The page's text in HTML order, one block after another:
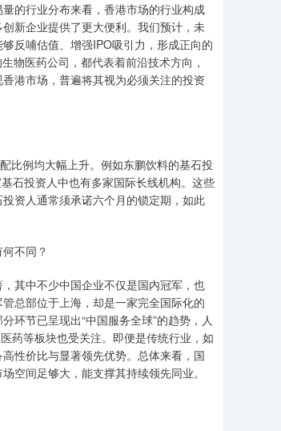
的行业分布来看，香港市场的行业构成
新企业提供了更大便利。我们预计，未
反哺估值、增强IPO吸引力，形成正向的
物医药公司，都代表着前沿技术方向，
港市场，普遍将其视为必须关注的投资
比例均大幅上升。例如东鹏饮料的基石投
石投资人中也有多家国际长线机构。这些
资人通常须承诺六个月的锁定期，如此
不同？
其中不少中国企业不仅是国内冠军，也
总部位于上海，却是一家完全国际化的
环节已呈现出“中国服务全球”的趋势，人
药等板块也受关注。即便是传统行业，如
性价比与显著领先优势。总体来看，国
空间足够大，能支撑其持续领先同业。